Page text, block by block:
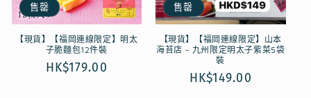
售罄
【現貨】【福岡連線限定】明太
子脆麵包12件裝
定
HK$179.00
售罄
【現貨】【福岡連線限定】山本
海苔店 - 九州限定明太子紫菜5袋
裝
定
HK$149.00